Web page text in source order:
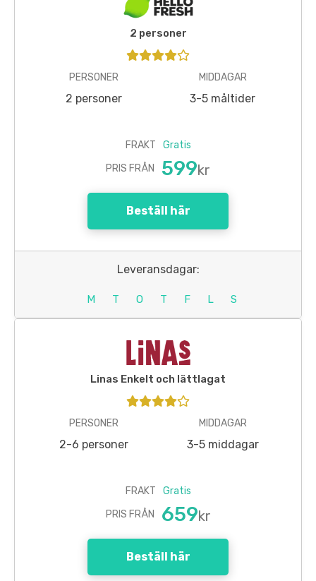
2 personer
PERSONER
2 personer
MIDDAGAR
3-5 måltider
PRIS FRÅN 599kr
FRAKT Gratis
Beställ här
Leveransdagar:
M T O T F L S
Linas Enkelt och lättlagat
PERSONER
2-6 personer
MIDDAGAR
3-5 middagar
PRIS FRÅN 659kr
FRAKT Gratis
Beställ här